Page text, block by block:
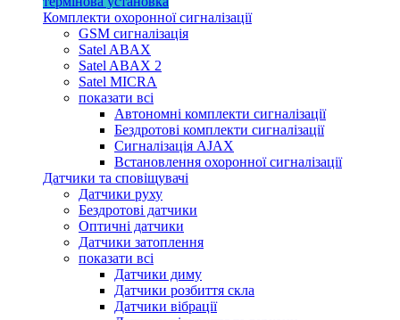
Комплекти охоронної сигналізації
GSM сигналізація
Satel ABAX
Satel ABAX 2
Satel MICRA
показати всі
Автономні комплекти сигналізації
Бездротові комплекти сигналізації
Сигналізація AJAX
Встановлення охоронної сигналізації
Датчики та сповіщувачі
Датчики руху
Бездротові датчики
Оптичні датчики
Датчики затоплення
показати всі
Датчики диму
Датчики розбиття скла
Датчики вібрації